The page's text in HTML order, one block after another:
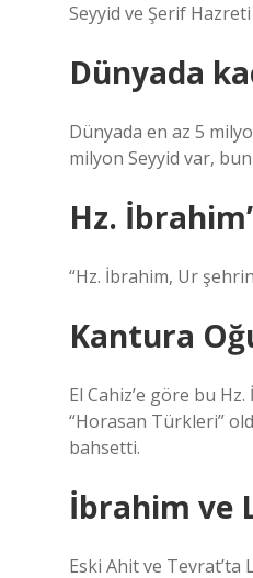
Seyyid ve Şerif Hazreti
Dünyada
Dünyada en az 5
milyon Seyyid var,
Hz.
“Hz. İbrahim, Ur
Kantura
El Cahiz’e göre bu
“Horasan Türkleri”
bahsetti.
İbrahim ve
Eski Ahit ve Tevrat’ta